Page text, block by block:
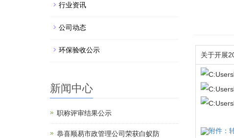
关于开展
附件：
行业资讯
公司动态
环保验收公示
新闻中心
职称评审结果公示
恭喜顺易市政管理公司荣获白蚁防